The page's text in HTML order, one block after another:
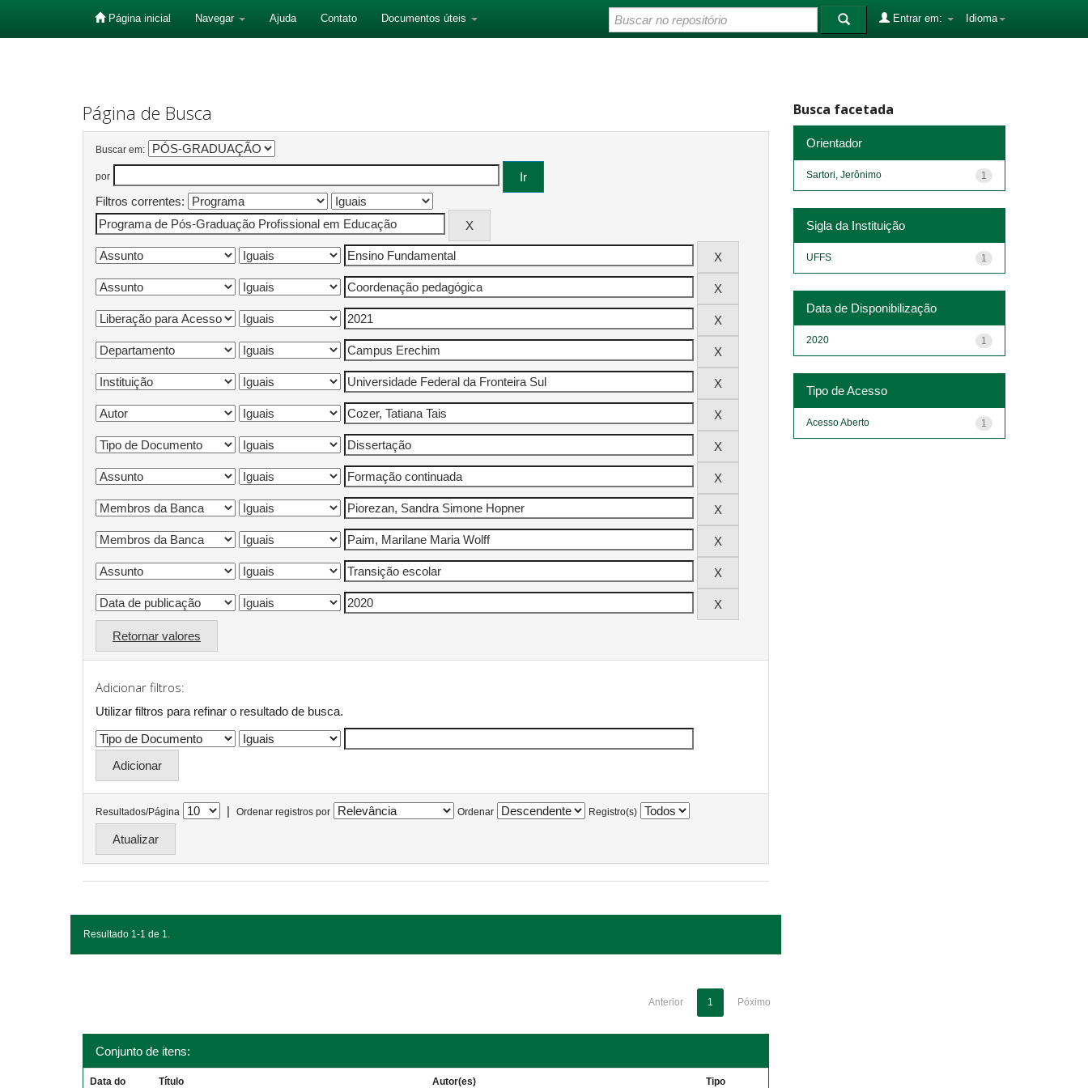
Página inicial Navegar Ajuda Contato Documentos úteis Idioma
Entrar em:
Página de Busca
Buscar em:
por
Filtros correntes:
Retornar valores
Adicionar filtros:
Utilizar filtros para refinar o resultado de busca.
Resultados/Página | Ordenar registros por Ordenar Registro(s)
Resultado 1-1 de 1.
Anterior 1 Póximo
Conjunto de itens:
Data do Título Autor(es) Tipo
Busca facetada
Orientador
1
Sartori, Jerônimo
Sigla da Instituição
1
UFFS
Data de Disponibilização
1
2020
Tipo de Acesso
1
Acesso Aberto